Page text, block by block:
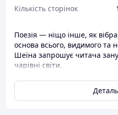
Кількість сторінок
Поезія — ніщо інше, як
основа всього, видимого та
Шеїна запрошує читача
чарівні світи.